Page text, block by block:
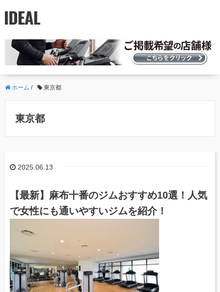
ホーム / 東京都
東京都
2025.06.13
【最新】麻布十番のジムおすすめ10選！人気
で女性にも通いやすいジムを紹介！